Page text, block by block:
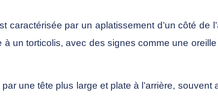
caractérisée par un aplatissement d’un côté de
un torticolis, avec des signes comme une
une tête plus large et plate à l’arrière, souvent